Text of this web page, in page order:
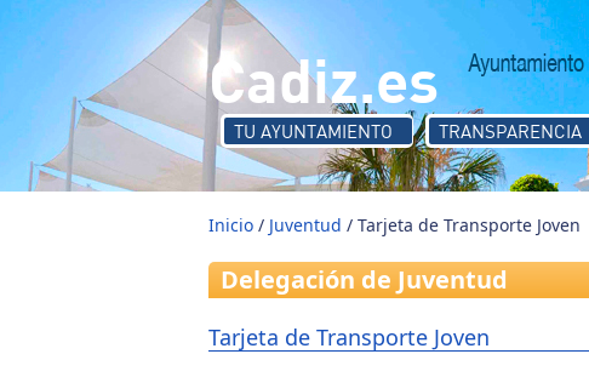
Pasar al contenido principal
Cadiz.es
TU AYUNTAMIENTO TRANSPARENCIA
Inicio / Juventud / Tarjeta de Transporte Joven
Delegación de Juventud
Tarjeta de Transporte Joven